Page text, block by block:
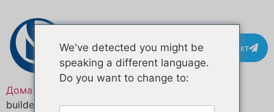
Контакт
Дома
builders Europe”
We've detected you might be
speaking a different language.
Do you want to change to: